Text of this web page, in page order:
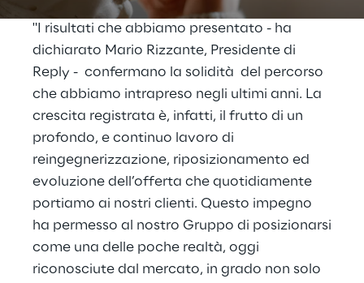
"I risultati che abbiamo presentato - ha
dichiarato Mario Rizzante, Presidente di
Reply - confermano la solidità del percorso
che abbiamo intrapreso negli ultimi anni. La
crescita registrata è, infatti, il frutto di un
profondo, e continuo lavoro di
reingegnerizzazione, riposizionamento ed
evoluzione dell’offerta che quotidiamente
portiamo ai nostri clienti. Questo impegno
ha permesso al nostro Gruppo di posizionarsi
come una delle poche realtà, oggi
riconosciute dal mercato, in grado non solo